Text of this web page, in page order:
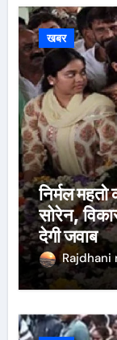
खबर
निर्मल
सोरेन,
देगी जवाब